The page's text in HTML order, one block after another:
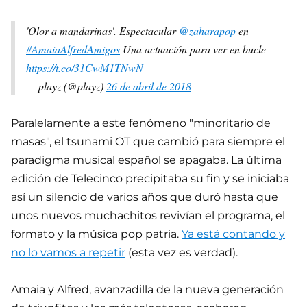
'Olor a mandarinas'. Espectacular @zaharapopen
#AmaiaAlfredAmigos Una actuación para ver en bucle
https://t.co/31CwM1TNwN
— playz (@playz) 26 de abril de 2018
Paralelamente a este fenómeno "minoritario de
masas", el tsunami OT que cambió para siempre el
paradigma musical español se apagaba. La última
edición de Telecinco precipitaba su fin y se iniciaba
así un silencio de varios años que duró hasta que
unos nuevos muchachitos revivían el programa, el
formato y la música pop patria. Ya está contando y
no lo vamos a repetir (esta vez es verdad).
Amaia y Alfred, avanzadilla de la nueva generación